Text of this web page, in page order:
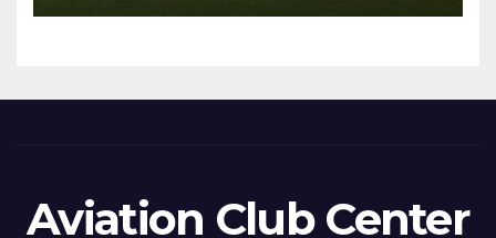
Aviation Club Center